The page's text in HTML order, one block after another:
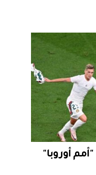
أوروبا"